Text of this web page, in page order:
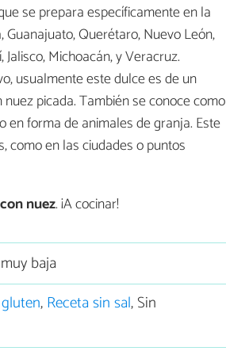
se prepara específicamente en la
Querétaro, Nuevo León,
Michoacán, y Veracruz.
usualmente este dulce es de un
picada. También se conoce como
forma de animales de granja. Este
como en las ciudades o puntos
nuez. ¡A cocinar!
baja
,Receta sin sal, Sin